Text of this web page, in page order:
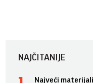
NAJČITANIJE
Najveći